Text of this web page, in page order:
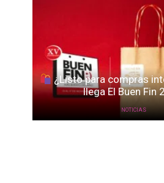
¿Listo para compras
llega El Buen Fin
NOTICIAS